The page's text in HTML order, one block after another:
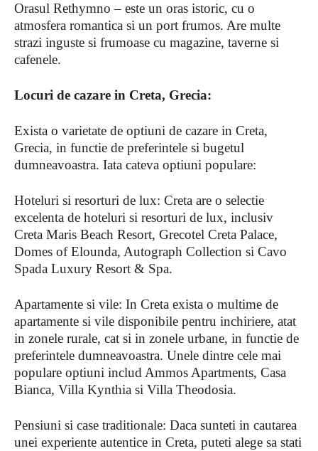
Orasul Rethymno – este un oras istoric, cu o
atmosfera romantica si un port frumos. Are multe
strazi inguste si frumoase cu magazine, taverne si
cafenele.
Locuri de cazare in Creta, Grecia:
Exista o varietate de optiuni de cazare in Creta,
Grecia, in functie de preferintele si bugetul
dumneavoastra. Iata cateva optiuni populare:
Hoteluri si resorturi de lux: Creta are o selectie
excelenta de hoteluri si resorturi de lux, inclusiv
Creta Maris Beach Resort, Grecotel Creta Palace,
Domes of Elounda, Autograph Collection si Cavo
Spada Luxury Resort & Spa.
Apartamente si vile: In Creta exista o multime de
apartamente si vile disponibile pentru inchiriere, atat
in ​​zonele rurale, cat si in zonele urbane, in functie de
preferintele dumneavoastra. Unele dintre cele mai
populare optiuni includ Ammos Apartments, Casa
Bianca, Villa Kynthia si Villa Theodosia.
Pensiuni si case traditionale: Daca sunteti in cautarea
unei experiente autentice in Creta, puteti alege sa stati